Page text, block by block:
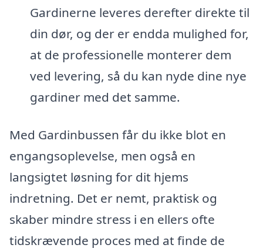
Gardinerne leveres derefter direkte til
din dør, og der er endda mulighed for,
at de professionelle monterer dem
ved levering, så du kan nyde dine nye
gardiner med det samme.
Med Gardinbussen får du ikke blot en
engangsoplevelse, men også en
langsigtet løsning for dit hjems
indretning. Det er nemt, praktisk og
skaber mindre stress i en ellers ofte
tidskrævende proces med at finde de